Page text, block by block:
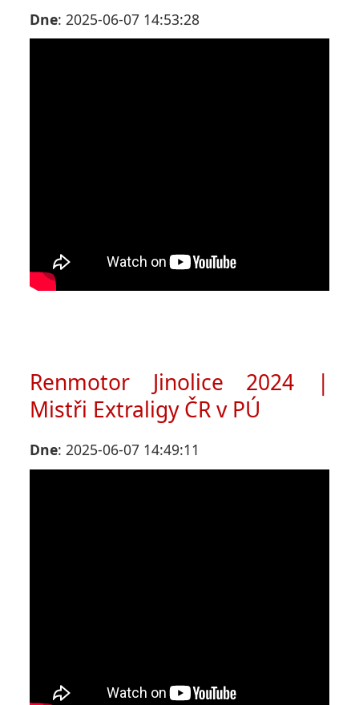
Dne: 2025-06-07 14:53:28
Renmotor Jinolice 2024 |
Mistři Extraligy ČR v PÚ
Dne: 2025-06-07 14:49:11